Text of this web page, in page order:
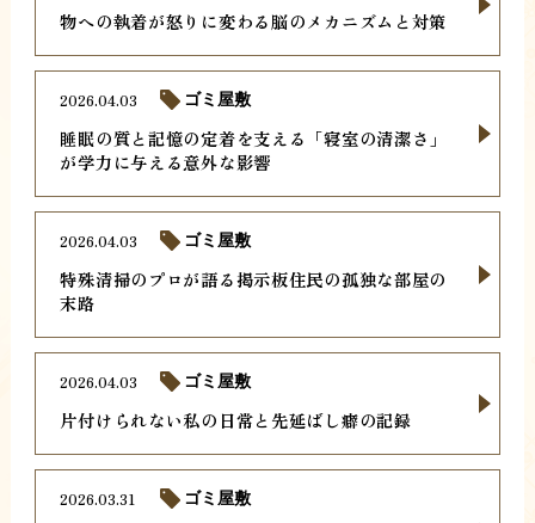
物への執着が怒りに変わる脳のメカニズムと対策
睡眠の質と記憶の定着を支える「寝室の清潔さ」
が学力に与える意外な影響
2026.04.03 ゴミ屋敷
特殊清掃のプロが語る掲示板住民の孤独な部屋の
末路
2026.04.03 ゴミ屋敷
片付けられない私の日常と先延ばし癖の記録
2026.04.03 ゴミ屋敷
2026.03.31 ゴミ屋敷